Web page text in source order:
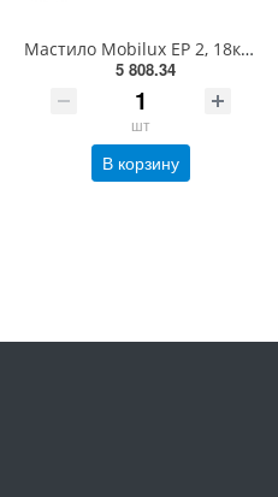
Мастило Mobilux EP 2, 18кг. Мастило EP2 білий колір
5 808.34
шт
В корзину